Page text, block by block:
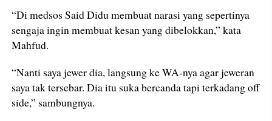
“Di medsos Said Didu membuat narasi yang sepertinya
sengaja ingin membuat kesan yang dibelokkan,” kata
Mahfud.
“Nanti saya jewer dia, langsung ke WA-nya agar jeweran
saya tak tersebar. Dia itu suka bercanda tapi terkadang off
side,” sambungnya.